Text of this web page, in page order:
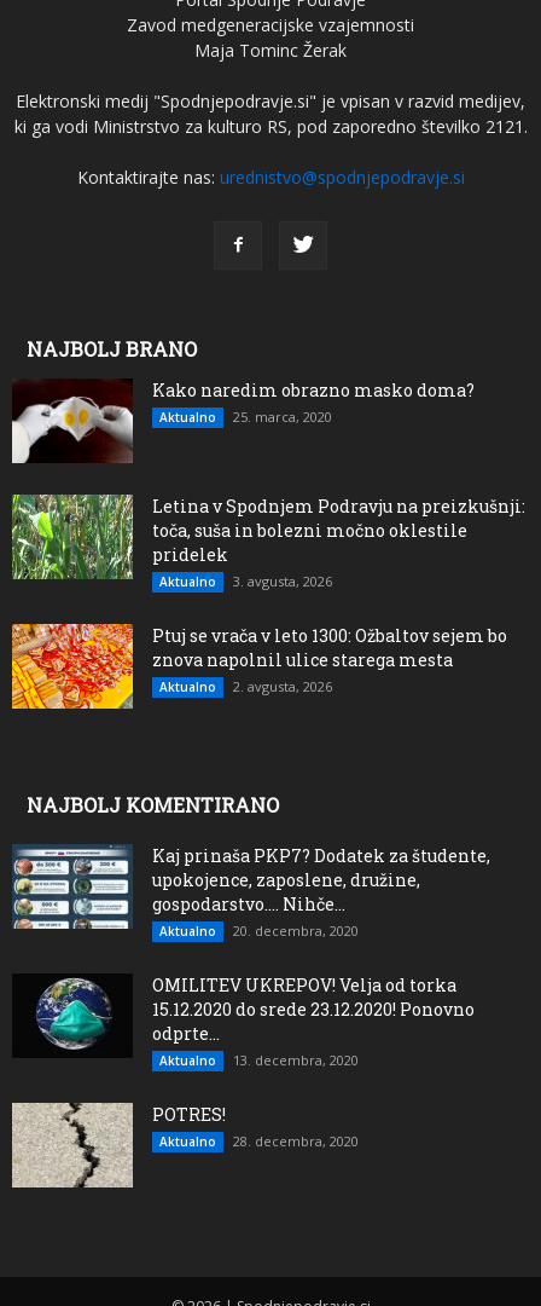
Zavod medgeneracijske vzajemnosti
Maja Tominc Žerak
Elektronski medij "Spodnjepodravje.si" je vpisan v razvid medijev,
ki ga vodi Ministrstvo za kulturo RS, pod zaporedno številko 2121.
Kontaktirajte nas: urednistvo@spodnjepodravje.si
NAJBOLJ BRANO
Kako naredim obrazno masko doma?
Aktualno 25. marca, 2020
Letina v Spodnjem Podravju na preizkušnji:
toča, suša in bolezni močno oklestile
pridelek
Aktualno 3. avgusta, 2026
Ptuj se vrača v leto 1300: Ožbaltov sejem bo
znova napolnil ulice starega mesta
Aktualno 2. avgusta, 2026
NAJBOLJ KOMENTIRANO
Kaj prinaša PKP7? Dodatek za študente,
upokojence, zaposlene, družine,
gospodarstvo…. Nihče...
Aktualno 20. decembra, 2020
OMILITEV UKREPOV! Velja od torka
15.12.2020 do srede 23.12.2020! Ponovno
odprte...
Aktualno 13. decembra, 2020
POTRES!
Aktualno 28. decembra, 2020